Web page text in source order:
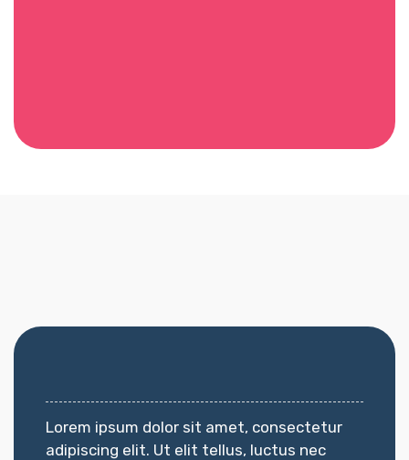
Lorem ipsum dolor sit amet, consectetur
adipiscing elit. Ut elit tellus, luctus nec